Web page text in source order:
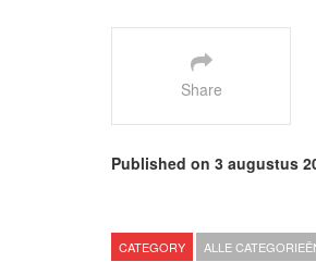
Share
Published on 3 augustus
CATEGORY ALLE